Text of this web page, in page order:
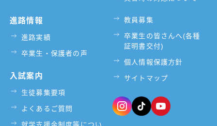
進路情報
進路実績
卒業生・保護者の声
入試案内
生徒募集要項
よくあるご質問
教員募集
卒業生の皆さんへ(各種
証明書交付)
個人情報保護方針
サイトマップ